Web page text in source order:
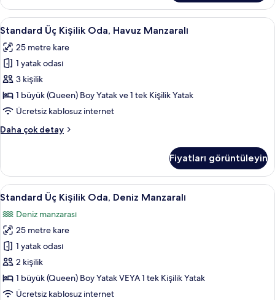
hakkında
daha
fazla
Standard
Üç
Kişilik
Oda,
Havuz
Manzaralı
için
fotoğrafları
Standard Üç Kişilik Oda, Havuz
9
Standard Üç Kişilik Oda, Havuz Manzaralı
25 metre kare
1 yatak odası
3 kişilik
1 büyük (Queen) Boy Yatak ve 1 tek Kişilik Yatak
Ücretsiz kablosuz internet
Daha çok detay
Standard
Havuz
Manzaralı
hakkında
fazla
detay
Fiyatları görüntüleyin
Standard
Üç
Kişilik
Oda,
Deniz
Manzaralı
için
tüm
Standard Üç Kişilik Oda, Deniz
11
Standard Üç Kişilik Oda, Deniz Manzaralı
Deniz manzarası
25 metre kare
1 yatak odası
2 kişilik
1 büyük (Queen) Boy Yatak VEYA 1 tek Kişilik Yatak
Ücretsiz kablosuz internet